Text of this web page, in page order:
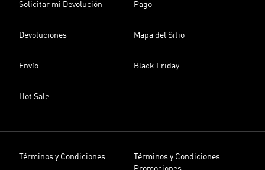
Solicitar mi Devolución Pago
Devoluciones Mapa del Sitio
Envío Black Friday
Hot Sale
Términos y Condiciones
Términos y Condiciones